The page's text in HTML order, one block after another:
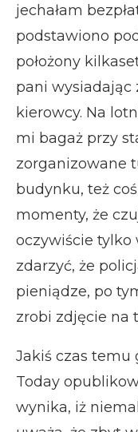
jechałam
podstawiono
położony
pani wysiadając
kierowcy. Na
mi bagaż przy
zorganizowane
budynku, też
momenty, że
oczywiście tylko
zdarzyć, że
pieniądze, po
zrobi zdjęcie na
Jakiś czas temu
Today
wynika, iż